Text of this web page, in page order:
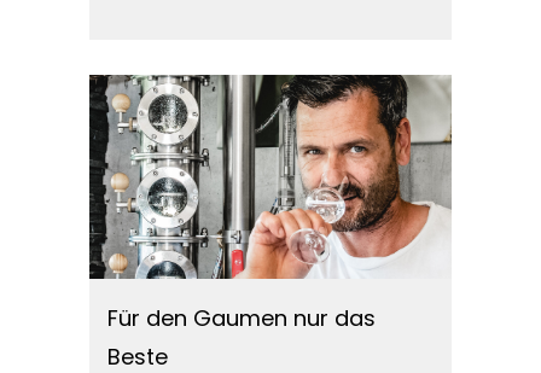
Für den Gaumen nur das
Beste